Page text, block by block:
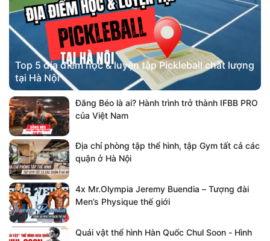
Top 5 địa điểm học & luyện tập Pickleball chất lượng
tại Hà Nội
Đăng Béo là ai? Hành trình trở thành IFBB PRO
của Việt Nam
Địa chỉ phòng tập thể hình, tập Gym tất cả các
quận ở Hà Nội
4x Mr.Olympia Jeremy Buendia – Tượng đài
Men’s Physique thế giới
Quái vật thể hình Hàn Quốc Chul Soon - Hình